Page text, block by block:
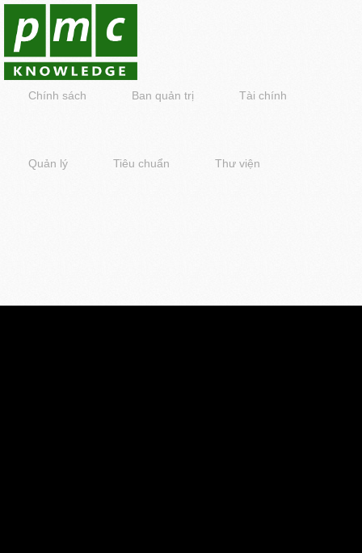
Chính sách Ban quản trị Tài chính
Quản lý Tiêu chuẩn Thư viện